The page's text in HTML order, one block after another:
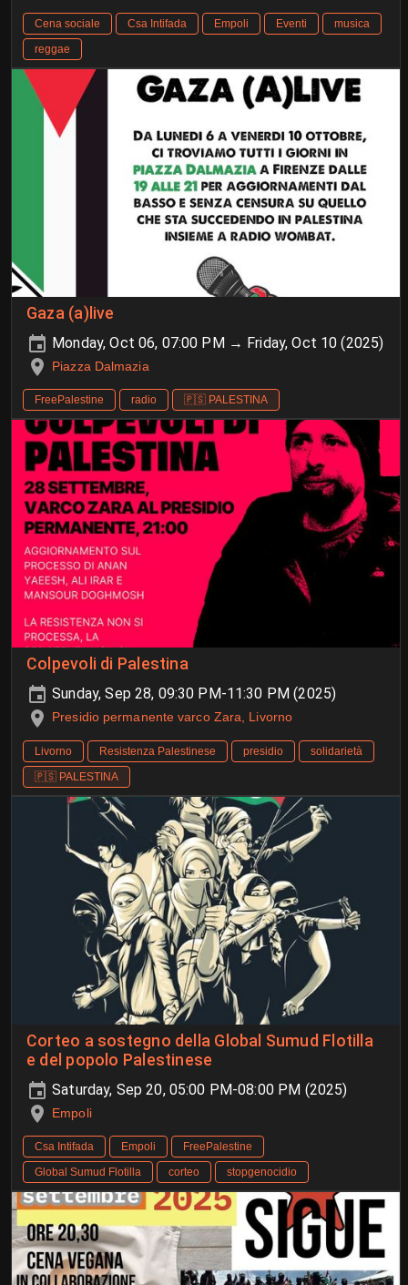
Cena sociale Csa Intifada Empoli Eventi
musica
reggae
Gaza (a)live
Monday, Oct 06, 07:00 PM → Friday, Oct 10 (2025)
Piazza Dalmazia
FreePalestine radio 🇵🇸 PALESTINA
Colpevoli di Palestina
Sunday, Sep 28, 09:30 PM-11:30 PM (2025)
Presidio permanente varco Zara, Livorno
Livorno Resistenza Palestinese presidio
solidarietà
🇵🇸 PALESTINA
Corteo a sostegno della Global Sumud Flotilla
e del popolo Palestinese
Saturday, Sep 20, 05:00 PM-08:00 PM (2025)
Empoli
Csa Intifada Empoli
FreePalestine
Global Sumud Flotilla
corteo stopgenocidio